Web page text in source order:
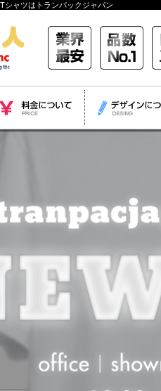
シャツはトランパックジャパン